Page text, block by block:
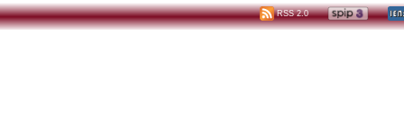
RSS 2.0